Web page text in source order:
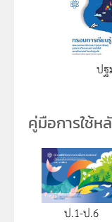
ปฐ
คู่มือการใช้
ป.1-ป.6